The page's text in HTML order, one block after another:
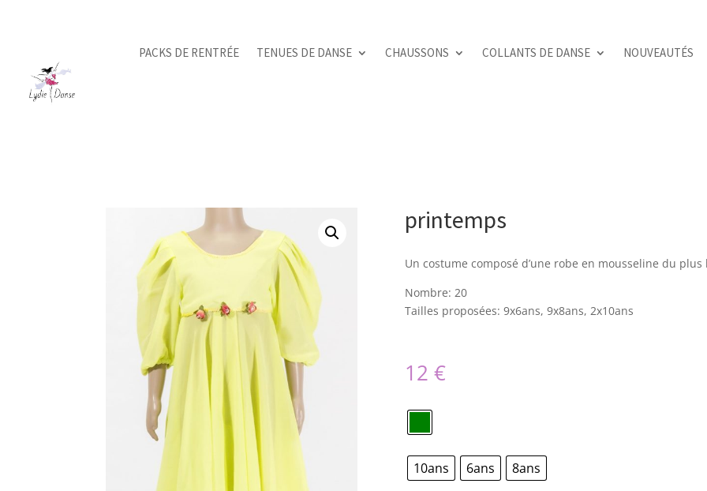
PACKS DE RENTRÉE TENUES DE DANSE CHAUSSONS COLLANTS DE DANSE NOUVEAUTÉS
printemps
Un costume composé d’une robe en mousseline du plus
Nombre: 20
Tailles proposées: 9x6ans, 9x8ans, 2x10ans
12 €
10ans 6ans 8ans